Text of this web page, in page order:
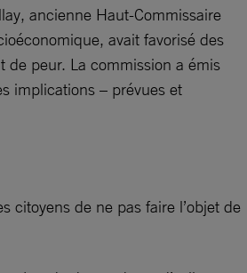
ancienne Haut-Commissaire
avait favorisé des
de peur. La commission a émis
implications – prévues et
citoyens de ne pas faire l’objet de